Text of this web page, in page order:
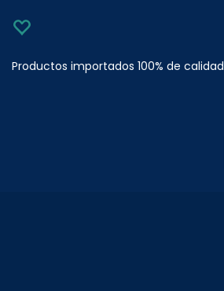
Productos importados 100% de calidad